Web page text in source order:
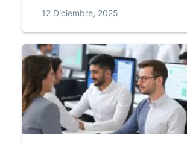
12 Diciembre, 2025